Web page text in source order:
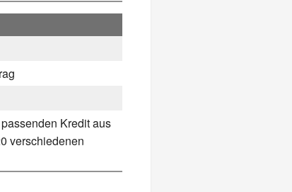
Kredit aus
verschiedenen